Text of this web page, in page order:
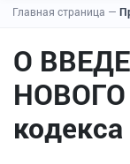
Главная страница —
О
НОВОГО